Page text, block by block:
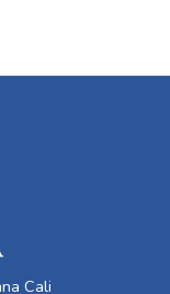
Cali